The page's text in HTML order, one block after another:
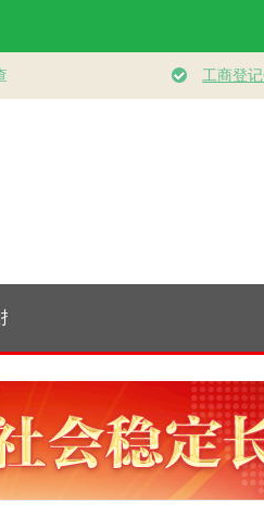
全面领导和党中央集
中统一领导
官！六集
一